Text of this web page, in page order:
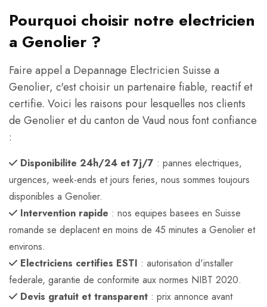
Pourquoi choisir notre electricien
a Genolier ?
Faire appel a Depannage Electricien Suisse a
Genolier, c'est choisir un partenaire fiable, reactif et
certifie. Voici les raisons pour lesquelles nos clients
de Genolier et du canton de Vaud nous font confiance
:
Disponibilite 24h/24 et 7j/7 : pannes electriques,
urgences, week-ends et jours feries, nous sommes toujours
disponibles a Genolier.
Intervention rapide : nos equipes basees en Suisse
romande se deplacent en moins de 45 minutes a Genolier et
environs.
Electriciens certifies ESTI : autorisation d'installer
federale, garantie de conformite aux normes NIBT 2020.
Devis gratuit et transparent : prix annonce avant